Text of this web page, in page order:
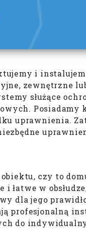
i
zewnętrzne
służące
Posiadamy
uprawnienia.
czy to
łatwe w
dla jego
profesjonalną
do